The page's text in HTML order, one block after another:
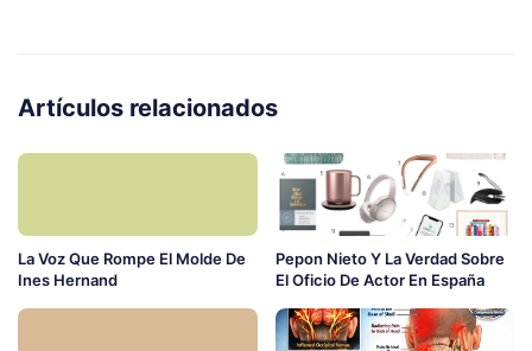
Artículos relacionados
La Voz Que Rompe El Molde De
Ines Hernand
Pepon Nieto Y La Verdad Sobre
El Oficio De Actor En España